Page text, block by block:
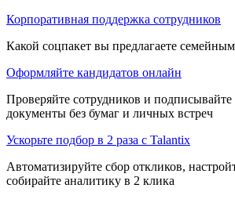
Корпоративная поддержка сотрудников
Какой соцпакет вы предлагаете
Оформляйте кандидатов онлайн
Проверяйте сотрудников и
документы без бумаг и личных встреч
Ускорьте подбор в 2 раза с Talantix
Автоматизируйте сбор откликов,
собирайте аналитику в 2 клика